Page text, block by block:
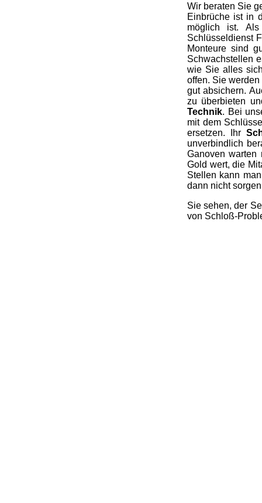
Wir beraten Sie
Einbrüche ist in
möglich ist.
Schlüsseldienst
Monteure sind
Schwachstellen
wie Sie alles
offen. Sie
gut absichern.
zu überbieten
Technik. Bei
mit dem
ersetzen. Ihr
unverbindlich
Ganoven warten
Gold wert, die
Stellen kann
dann nicht
Sie sehen, der
von Schloß-